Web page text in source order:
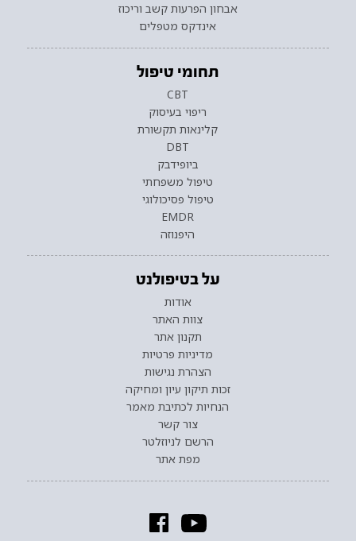
אבחון הפרעות קשב וריכוז
אינדקס מטפלים
תחומי טיפול
CBT
ריפוי בעיסוק
קלינאות תקשורת
DBT
ביופידבק
טיפול משפחתי
טיפול פסיכולוגי
EMDR
היפנוזה
על בטיפולנט
אודות
צוות האתר
תקנון אתר
מדיניות פרטיות
הצהרת נגישות
זכות תיקון עיון ומחיקה
הנחיות לכתיבת מאמר
צור קשר
הרשם לניוזלטר
מפת אתר